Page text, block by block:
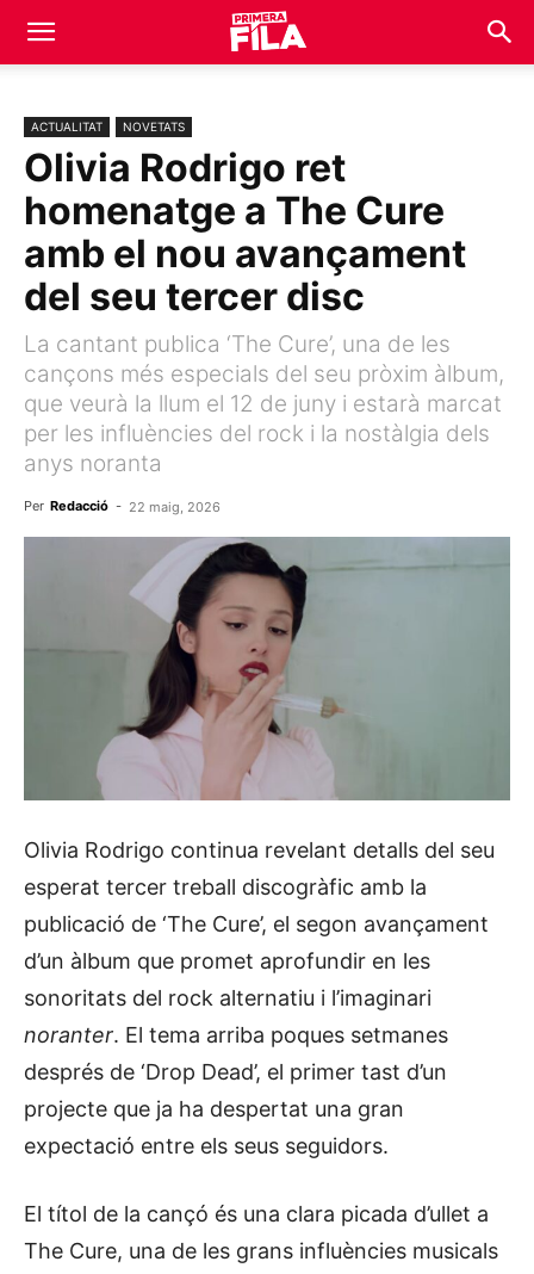
ACTUALITAT NOVETATS
Olivia Rodrigo ret
homenatge a The Cure
amb el nou avançament
del seu tercer disc
La cantant publica ‘The Cure’, una de les
cançons més especials del seu pròxim àlbum,
que veurà la llum el 12 de juny i estarà marcat
per les influències del rock i la nostàlgia dels
anys noranta
Per Redacció - 22 maig, 2026
Olivia Rodrigo continua revelant detalls del seu
esperat tercer treball discogràfic amb la
publicació de ‘The Cure’, el segon avançament
d’un àlbum que promet aprofundir en les
sonoritats del rock alternatiu i l’imaginari
noranter. El tema arriba poques setmanes
després de ‘Drop Dead’, el primer tast d’un
projecte que ja ha despertat una gran
expectació entre els seus seguidors.
El títol de la cançó és una clara picada d’ullet a
The Cure, una de les grans influències musicals